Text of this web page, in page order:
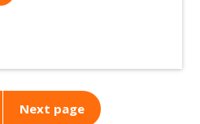
Next page